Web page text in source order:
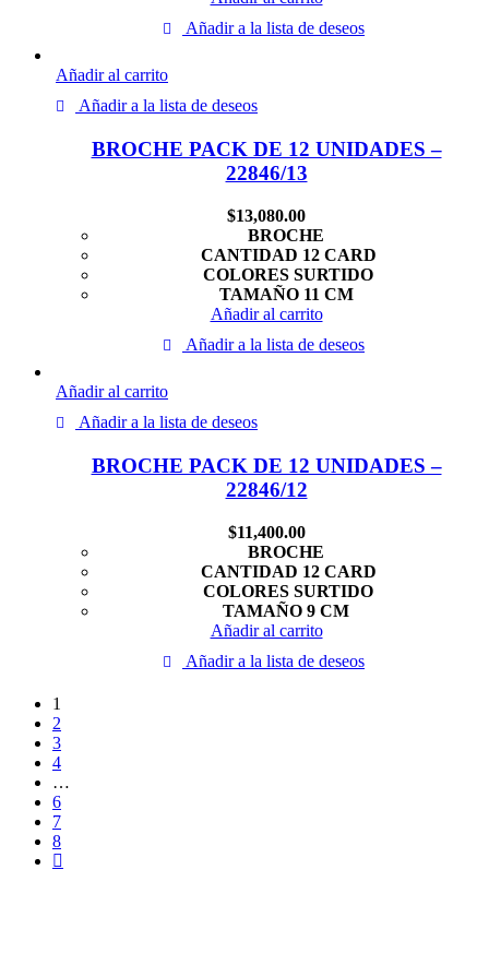
Añadir a la lista de deseos
Añadir al carrito
Añadir a la lista de deseos
BROCHE PACK DE 12 UNIDADES –
22846/13
$13,080.00
BROCHE
CANTIDAD 12 CARD
COLORES SURTIDO
TAMAÑO 11 CM
Añadir al carrito
Añadir a la lista de deseos
Añadir al carrito
Añadir a la lista de deseos
BROCHE PACK DE 12 UNIDADES –
22846/12
$11,400.00
BROCHE
CANTIDAD 12 CARD
COLORES SURTIDO
TAMAÑO 9 CM
Añadir al carrito
Añadir a la lista de deseos
1
2
3
4
…
6
7
8